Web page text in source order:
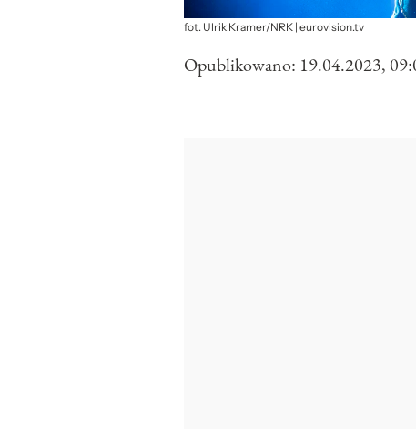
fot. Ulrik Kramer/NRK | eurovision.tv
Opublikowano: 19.04.2023,